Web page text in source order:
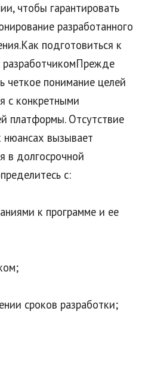
чтобы гарантировать
разработанного
подготовиться к
четкое понимание целей
с конкретными
платформы. Отсутствие
нюансах вызывает
в долгосрочной
с:
к программе и ее
сроков разработки;